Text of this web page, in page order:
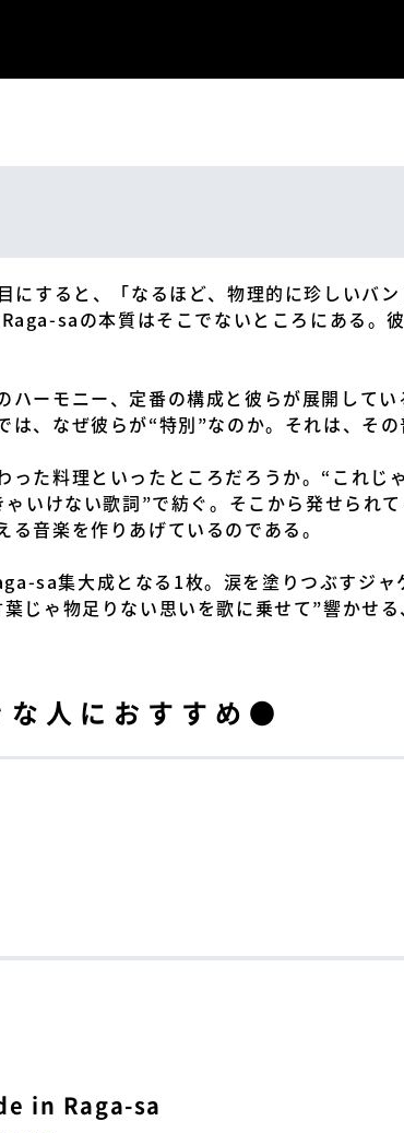
すると、「なるほど、物理的に珍しいバ
saの本質はそこでないところにある。
ーモニー、定番の構成と彼らが展開して
、なぜ彼らが“特別”なのか。それは、そ
た料理といったところだろうか。“これじ
いけない歌詞”で紡ぐ。そこから発せられ
音楽を作りあげているのである。
sa集大成となる1枚。涙を塗りつぶすジャ
じゃ物足りない思いを歌に乗せて”響かせ
人におすすめ●
in Raga-sa